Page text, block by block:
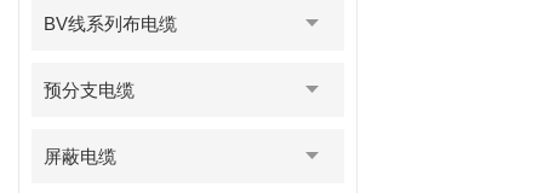
BV线系列布电缆
预分支电缆
屏蔽电缆